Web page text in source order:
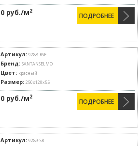
0 руб./м2
ПОДРОБНЕЕ
Артикул: 9288-RSF
Бренд: SANTANSELMO
Цвет: красный
Размер: 250x120x55
0 руб./м2
ПОДРОБНЕЕ
Артикул: 9289-SR